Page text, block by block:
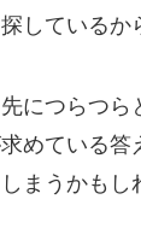
しているか
につらつら
めている答
まうかもし